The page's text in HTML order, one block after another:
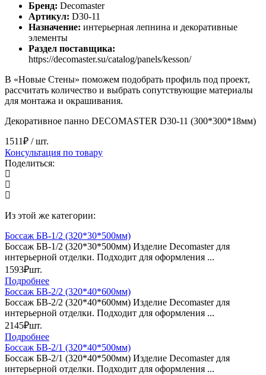
Бренд: Decomaster
Артикул: D30-11
Назначение: интерьерная лепнина и декоративные
элементы
Раздел поставщика:
https://decomaster.su/catalog/panels/kesson/
В «Новые Стены» поможем подобрать профиль под проект,
рассчитать количество и выбрать сопутствующие материалы
для монтажа и окрашивания.
Декоративное панно DECOMASTER D30-11 (300*300*18мм)
1511₽ / шт.
Консультация по товару
Поделиться:
Из этой же категории:
Боссаж БВ-1/2 (320*30*500мм)
Боссаж БВ-1/2 (320*30*500мм) Изделие Decomaster для
интерьерной отделки. Подходит для оформления ...
1593₽шт.
Подробнее
Боссаж БВ-2/2 (320*40*600мм)
Боссаж БВ-2/2 (320*40*600мм) Изделие Decomaster для
интерьерной отделки. Подходит для оформления ...
2145₽шт.
Подробнее
Боссаж БВ-2/1 (320*40*500мм)
Боссаж БВ-2/1 (320*40*500мм) Изделие Decomaster для
интерьерной отделки. Подходит для оформления ...